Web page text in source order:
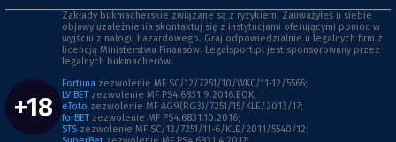
+18
Zakłady bukmacherskie związane są z ryzykiem. Zauważyłeś u siebie
objawy uzależnienia skontaktuj się z instytucjami oferującymi pomoc w
wyjściu z nałogu hazardowego. Graj odpowiedzialnie u legalnych firm z
licencją Ministerstwa Finansów. Legalsport.pl jest sponsorowany przez
legalnych bukmacherów.
Fortuna zezwolenie MF SC/12/7251/10/WKC/11-12/5565;
LV BET zezwolenie MF PS4.6831.9.2016.EQK;
eToto zezwolenie MF AG9(RG3)/7251/15/KLE/2013/17;
forBET zezwolenie MF PS4.6831.10.2016;
STS zezwolenie MF SC/12/7251/11-6/KLE/2011/5540/12;